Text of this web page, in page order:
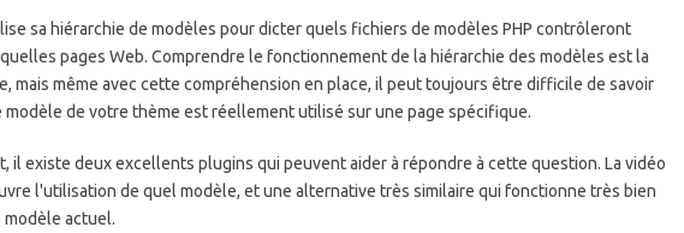
sa hiérarchie de modèles pour dicter quels fichiers de modèles PHP contrôleront
pages Web. Comprendre le fonctionnement de la hiérarchie des modèles est la
mais même avec cette compréhension en place, il peut toujours être difficile de savoir
de votre thème est réellement utilisé sur une page spécifique.
il existe deux excellents plugins qui peuvent aider à répondre à cette question. La vidéo
l'utilisation de quel modèle, et une alternative très similaire qui fonctionne très bien
actuel.